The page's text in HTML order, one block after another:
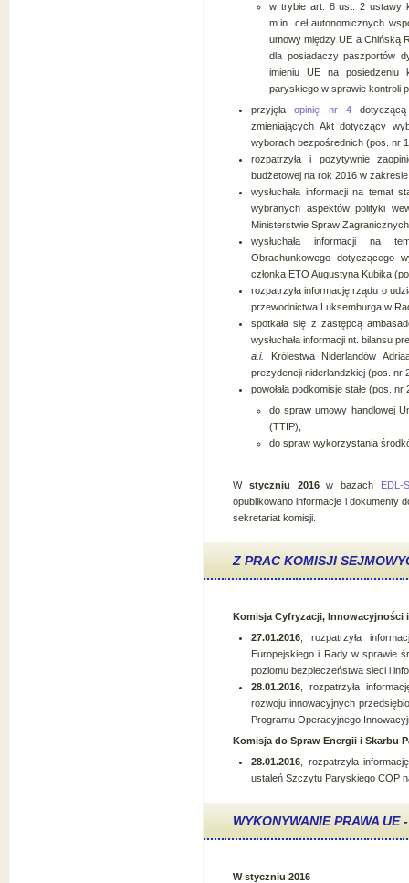
w trybie art. 8 ust. 2 ustawy
m.in. ceł autonomicznych
umowy między UE a Chińską
dla posiadaczy paszportów
imieniu UE na posiedzeniu
paryskiego w sprawie kontroli
przyjęłaopinię nr 4
zmieniających Akt dotyczący
wyborach bezpośrednich (pos. nr
rozpatrzyła i pozytywnie
budżetowej na rok 2016 w
wysłuchała informacji na temat
wybranych aspektów polityki
Ministerstwie Spraw
wysłuchała informacji na
Obrachunkowego dotyczącego
członka ETO Augustyna Kubika
rozpatrzyła informację rządu o
przewodnictwa Luksemburga w
spotkała się z zastępcą
wysłuchała informacji nt. bilansu
a.i.
Królestwa Niderlandów
prezydencji niderlandzkiej (pos. nr
powołała podkomisje stałe (pos. nr
do spraw umowy handlowej
(TTIP),
do spraw wykorzystania
W styczniu 2016w bazach
EDL-S
opublikowano informacje i dokumenty
sekretariat komisji.
Z PRAC KOMISJI
Komisja Cyfryzacji, Innowacyjności
27.01.2016 , rozpatrzyła
Europejskiego i Rady w sprawie
poziomu bezpieczeństwa sieci i
28.01.2016 , rozpatrzyła
rozwoju innowacyjnych
Programu Operacyjnego
Komisja do Spraw Energii i Skarbu
28.01.2016 , rozpatrzyła
ustaleń Szczytu Paryskiego COP
WYKONYWANIE PRAWA UE
W styczniu 2016